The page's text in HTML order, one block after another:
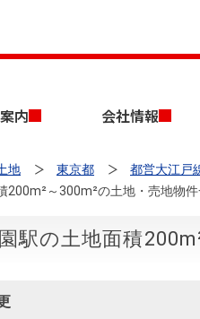
内 会社情報
地 東京都 都営大江戸
200m²～300m²の土地・売地物
駅の土地面積